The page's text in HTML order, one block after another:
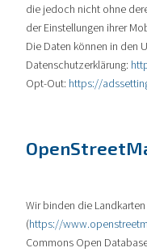
die jedoch nicht ohne
der Einstellungen ihrer
Die Daten können in den
Datenschutzerklärung:
Opt-Out: https://
Wir binden die
(https://
Commons Open